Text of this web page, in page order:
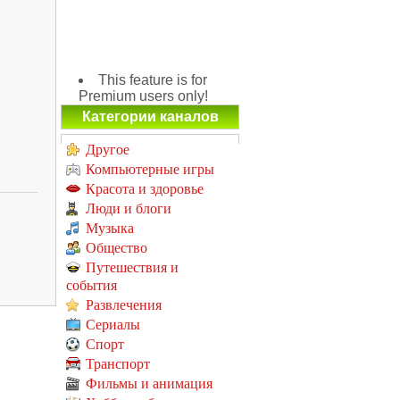
This feature is for
Premium users only!
Категории каналов
Другое
Компьютерные игры
Красота и здоровье
Люди и блоги
Музыка
Общество
Путешествия и
события
Развлечения
Сериалы
Спорт
Транспорт
Фильмы и анимация